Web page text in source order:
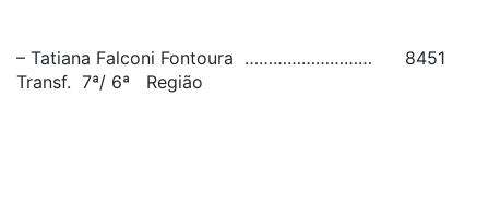
– Tatiana Falconi Fontoura ……………………… 8451
Transf. 7ª/ 6ª Região